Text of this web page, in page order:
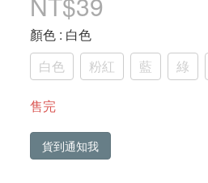
顏色 : 白色
白色
粉紅 藍 綠
售完
貨到通知我